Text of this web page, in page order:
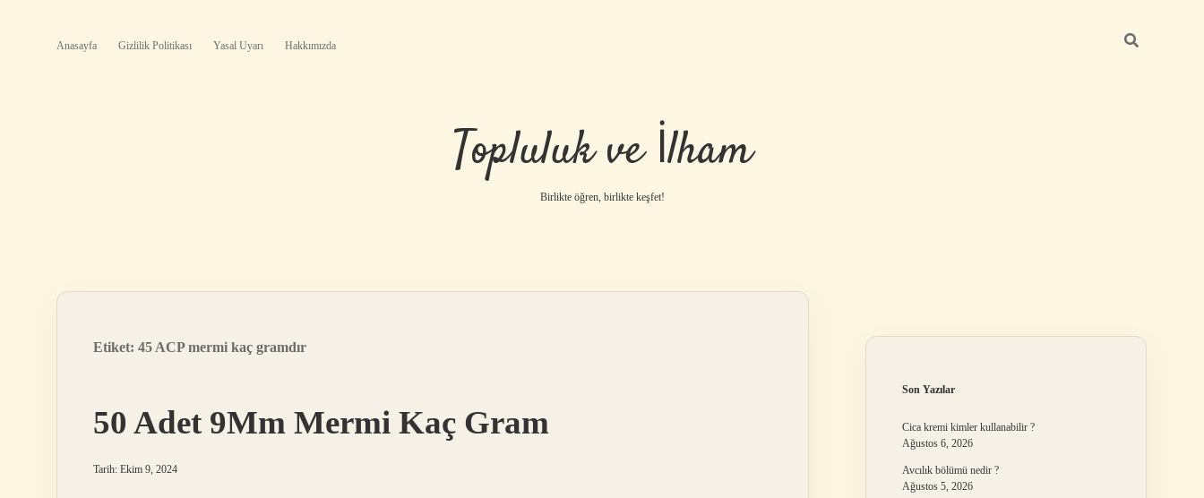
Anasayfa Gizlilik Politikası Yasal Uyarı Hakkımızda
Topluluk ve İlham
Birlikte öğren, birlikte keşfet!
Etiket: 45 ACP mermi kaç gramdır
50 Adet 9Mm Mermi Kaç Gram
Tarih: Ekim 9, 2024
Son Yazılar
Cica kremi kimler kullanabilir ?
Ağustos 6, 2026
Avcılık bölümü nedir ?
Ağustos 5, 2026